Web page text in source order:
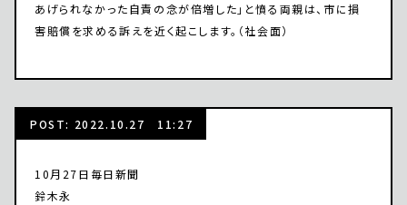
あげられなかった自責の念が倍増した」と憤る両親は、市に損
害賠償を求める訴えを近く起こします。（社会面）
POST: 2022.10.27 11:27
10月27日毎日新聞
鈴木永